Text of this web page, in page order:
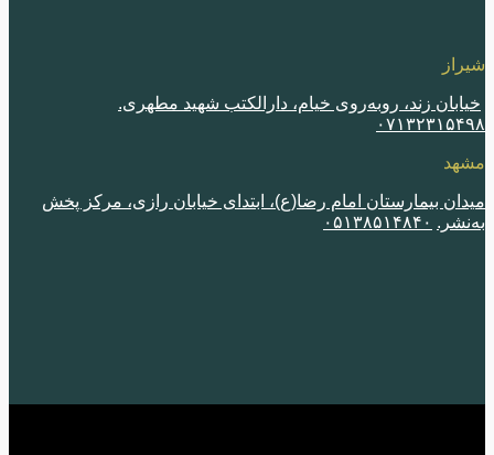
زند، روبه‌روی خیام، دارالکتب شهید مطهری.
بیمارستان امام رضا(ع)، ابتدای خیابان رازی، مرکز پخش
٠۵١٣٨۵١۴٨۴٠